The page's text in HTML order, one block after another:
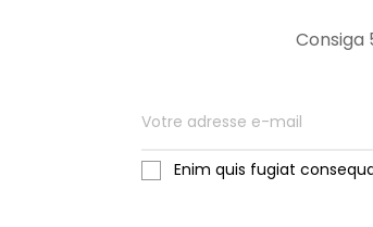
Consiga
Enim quis fugiat